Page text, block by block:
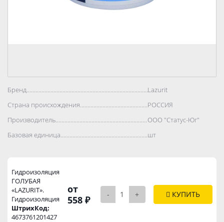
Бренд..................................................................................Lazurit
Страна происхождения..................................................................................
РОССИЯ
Производитель..................................................................................
ООО "Статус-Юг"
Базовая единица..................................................................................
шт
Гидроизоляция
ГОЛУБАЯ
«LAZURIT».
Гидроизоляция
ШтрихКод:
4673761201427
от
558 ₽
- + КУПИТЬ